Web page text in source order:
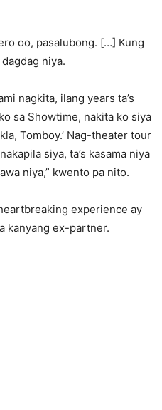
oo, pasalubong. […] Kung
niya.
nagkita, ilang years ta’s
sa Showtime, nakita ko siya
Tomboy.’ Nag-theater tour
siya, ta’s kasama niya
niya,” kwento pa nito.
experience ay
kanyang ex-partner.